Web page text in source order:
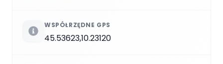
WSPÓŁRZĘDNE GPS
45.53623,10.23120